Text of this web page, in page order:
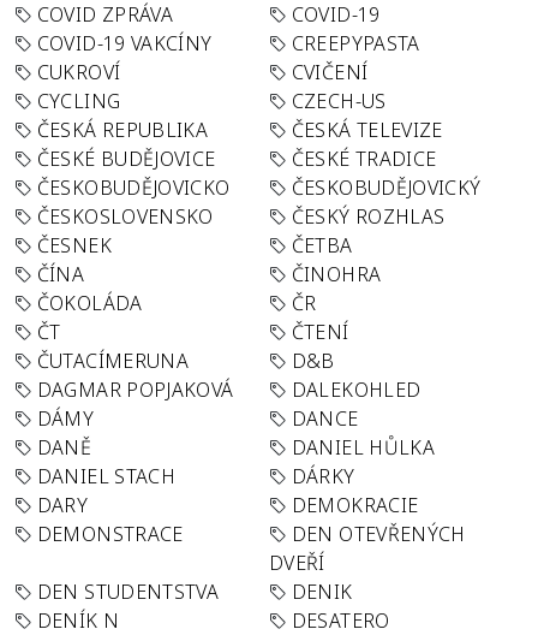
COVID ZPRÁVA
COVID-19
COVID-19 VAKCÍNY
CREEPYPASTA
CUKROVÍ
CVIČENÍ
CYCLING
CZECH-US
ČESKÁ REPUBLIKA
ČESKÁ TELEVIZE
ČESKÉ BUDĚJOVICE
ČESKÉ TRADICE
ČESKOBUDĚJOVICKO
ČESKOBUDĚJOVICKÝ
ČESKOSLOVENSKO
ČESKÝ ROZHLAS
ČESNEK
ČETBA
ČÍNA
ČINOHRA
ČOKOLÁDA
ČR
ČT
ČTENÍ
ČUTACÍMERUNA
D&B
DAGMAR POPJAKOVÁ
DALEKOHLED
DÁMY
DANCE
DANĚ
DANIEL HŮLKA
DANIEL STACH
DÁRKY
DARY
DEMOKRACIE
DEMONSTRACE
DEN OTEVŘENÝCH
DVEŘÍ
DEN STUDENTSTVA
DENIK
DENÍK N
DESATERO